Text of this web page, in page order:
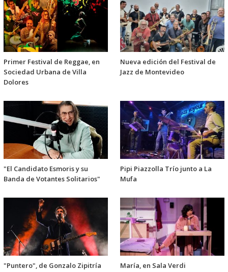
Primer Festival de Reggae, en
Sociedad Urbana de Villa
Dolores
Nueva edición del Festival de
Jazz de Montevideo
"El Candidato Esmoris y su
Banda de Votantes Solitarios"
Pipi Piazzolla Trío junto a La
Mufa
"Puntero", de Gonzalo Zipitría María, en Sala Verdi